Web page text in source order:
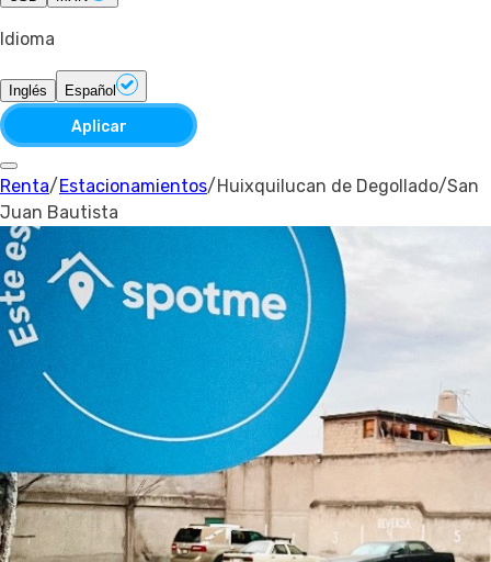
Idioma
Inglés Español
Aplicar
Renta/ Estacionamientos/ Huixquilucan de Degollado/San
Juan Bautista